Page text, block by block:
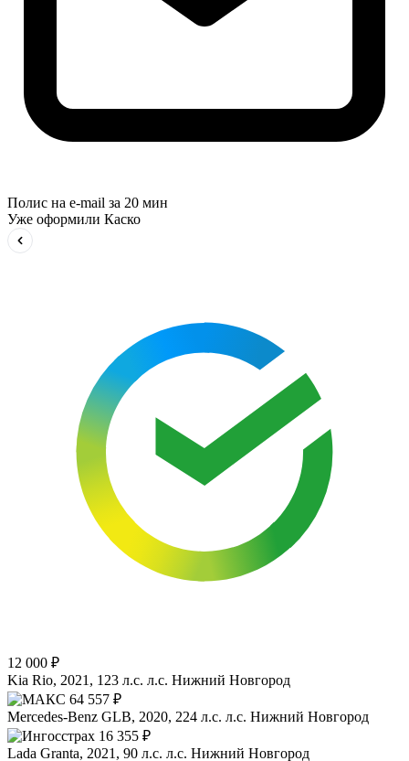
Полис на e-mail за 20 мин
Уже оформили Каско
12 000 ₽
Kia Rio, 2021, 123 л.с. л.с. Нижний Новгород
64 557 ₽
Mercedes-Benz GLB, 2020, 224 л.с. л.с. Нижний Новгород
16 355 ₽
Lada Granta, 2021, 90 л.с. л.с. Нижний Новгород